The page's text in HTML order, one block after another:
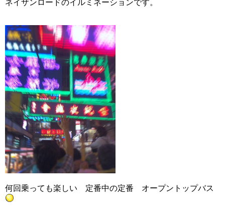
ネイザンロードのイルミネーションです。
何回乗っても楽しい 定番中の定番 オープントップバス